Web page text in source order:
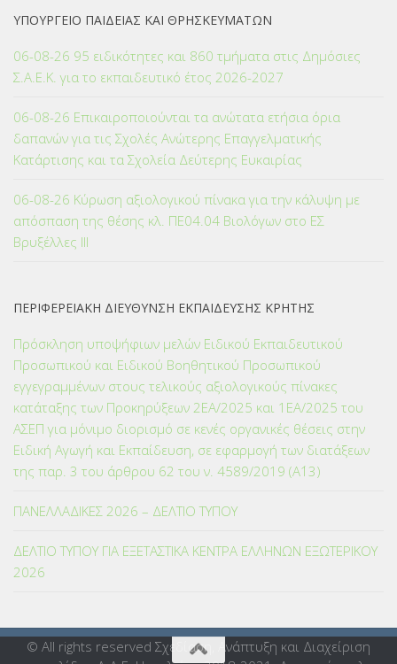
ΥΠΟΥΡΓΕΙΟ ΠΑΙΔΕΙΑΣ ΚΑΙ ΘΡΗΣΚΕΥΜΑΤΩΝ
06-08-26 95 ειδικότητες και 860 τμήματα στις Δημόσιες
Σ.Α.Ε.Κ. για το εκπαιδευτικό έτος 2026-2027
06-08-26 Επικαιροποιούνται τα ανώτατα ετήσια όρια
δαπανών για τις Σχολές Ανώτερης Επαγγελματικής
Κατάρτισης και τα Σχολεία Δεύτερης Ευκαιρίας
06-08-26 Κύρωση αξιολογικού πίνακα για την κάλυψη με
απόσπαση της θέσης κλ. ΠΕ04.04 Βιολόγων στο ΕΣ
Βρυξέλλες ΙΙΙ
ΠΕΡΙΦΕΡΕΙΑΚΗ ΔΙΕΥΘΥΝΣΗ ΕΚΠΑΙΔΕΥΣΗΣ ΚΡΗΤΗΣ
Πρόσκληση υποψήφιων μελών Ειδικού Εκπαιδευτικού
Προσωπικού και Ειδικού Βοηθητικού Προσωπικού
εγγεγραμμένων στους τελικούς αξιολογικούς πίνακες
κατάταξης των Προκηρύξεων 2ΕΑ/2025 και 1ΕΑ/2025 του
ΑΣΕΠ για μόνιμο διορισμό σε κενές οργανικές θέσεις στην
Ειδική Αγωγή και Εκπαίδευση, σε εφαρμογή των διατάξεων
της παρ. 3 του άρθρου 62 του ν. 4589/2019 (Α΄13)
ΠΑΝΕΛΛΑΔΙΚΕΣ 2026 – ΔΕΛΤΙΟ ΤΥΠΟΥ
ΔΕΛΤΙΟ ΤΥΠΟΥ ΓΙΑ ΕΞΕΤΑΣΤΙΚΑ ΚΕΝΤΡΑ ΕΛΛΗΝΩΝ ΕΞΩΤΕΡΙΚΟΥ
2026
© All rights reserved Σχεδίαση, Ανάπτυξη και Διαχείριση